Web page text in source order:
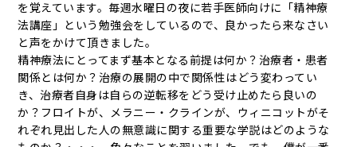
を覚えています。毎週水曜日の夜に若手医師向けに「精神療
法講座」という勉強会をしているので、良かったら来なさい
と声をかけて頂きました。
精神療法にとってまず基本となる前提は何か？治療者・患者
関係とは何か？治療の展開の中で関係性はどう変わってい
き、治療者自身は自らの逆転移をどう受け止めたら良いの
か？フロイトが、メラニー・クラインが、ウィニコットがそ
れぞれ見出した人の無意識に関する重要な学説はどのような